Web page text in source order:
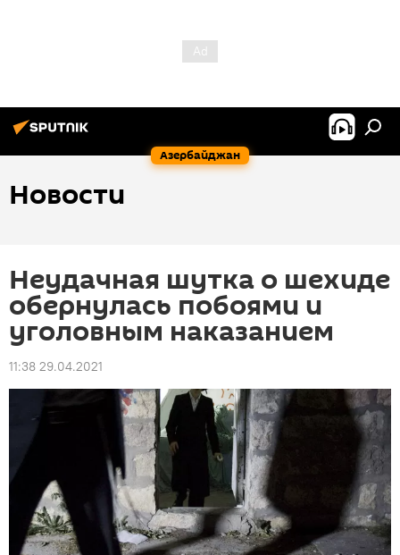
Азербайджан
Новости
Неудачная шутка о шехиде
обернулась побоями и
уголовным наказанием
11:38 29.04.2021